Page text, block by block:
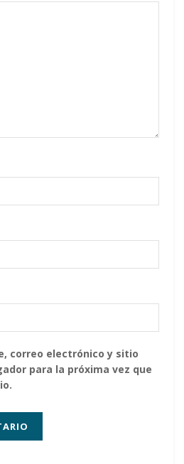
correo electrónico y sitio
para la próxima vez que